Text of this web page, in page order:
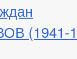
(1941-